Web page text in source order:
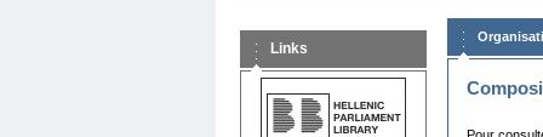
Links